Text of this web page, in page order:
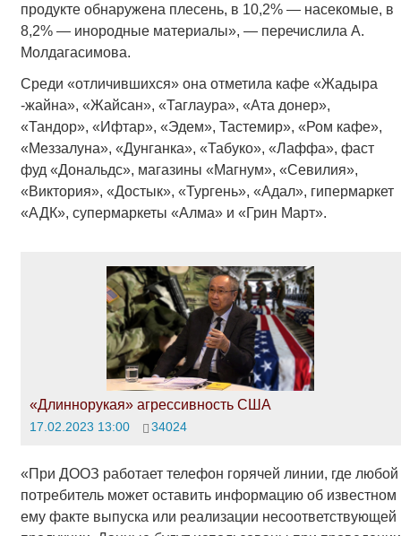
продукте обнаружена плесень, в 10,2% — насекомые, в
8,2% — инородные материалы», — перечислила А.
Молдагасимова.
Среди «отличившихся» она отметила кафе «Жадыра
-жайна», «Жайсан», «Таглаура», «Ата донер»,
«Тандор», «Ифтар», «Эдем», Тастемир», «Ром кафе»,
«Меззалуна», «Дунганка», «Табуко», «Лаффа», фаст
фуд «Дональдс», магазины «Магнум», «Севилия»,
«Виктория», «Достык», «Тургень», «Адал», гипермаркет
«АДК», супермаркеты «Алма» и «Грин Март».
«Длиннорукая» агрессивность США
17.02.2023 13:00 34024
«При ДООЗ работает телефон горячей линии, где любой
потребитель может оставить информацию об известном
ему факте выпуска или реализации несоответствующей